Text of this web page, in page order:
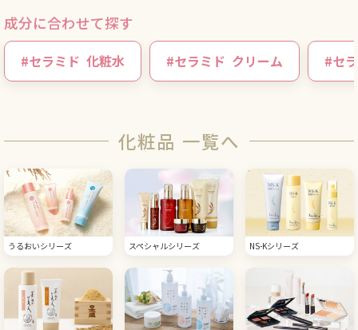
成分に合わせて探す
#セラミド 化粧水 #セラミド クリーム #セ
化粧品 一覧へ
うるおいシリーズ スペシャルシリーズ NS-Kシリーズ